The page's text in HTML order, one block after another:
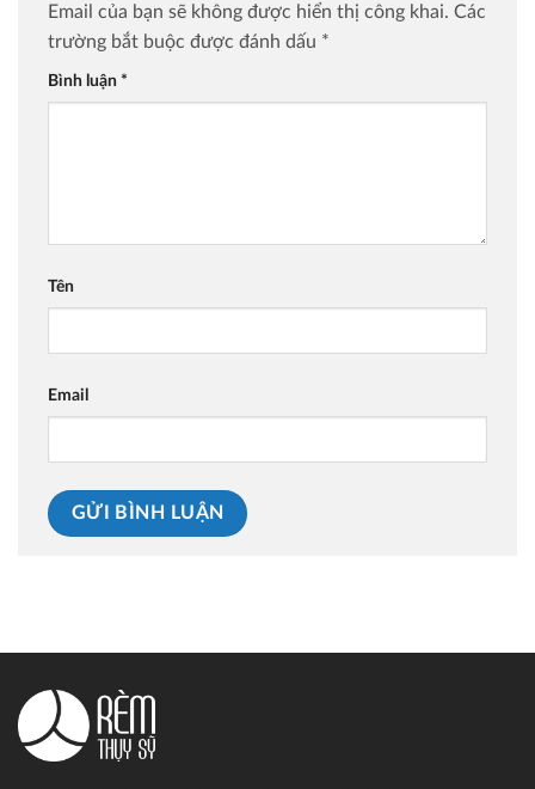
Email của bạn sẽ không được hiển thị công khai. Các
trường bắt buộc được đánh dấu *
Bình luận *
Tên
Email